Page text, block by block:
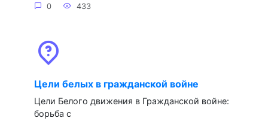
0 433
Цели белых в гражданской войне
Цели Белого движения в Гражданской войне:
борьба с